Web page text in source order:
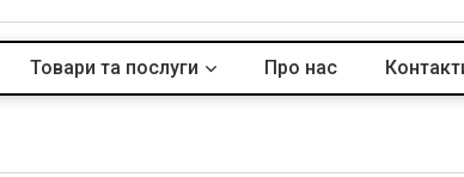
Товари та послуги Про нас